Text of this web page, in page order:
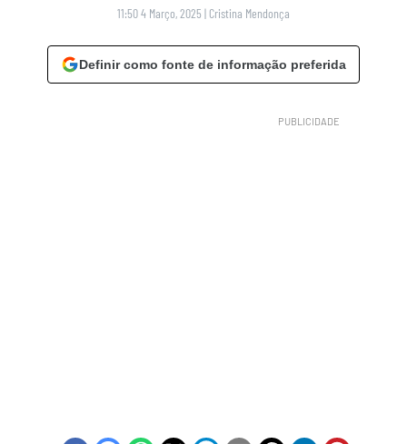
11:50 4 Março, 2025 | Cristina Mendonça
Definir como fonte de informação preferida